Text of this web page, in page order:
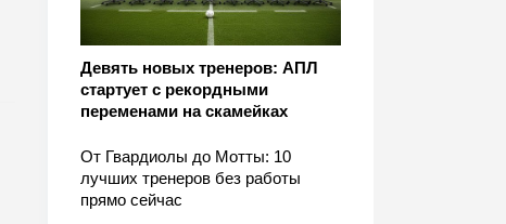
Девять новых тренеров: АПЛ
стартует с рекордными
переменами на скамейках
От Гвардиолы до Мотты: 10
лучших тренеров без работы
прямо сейчас